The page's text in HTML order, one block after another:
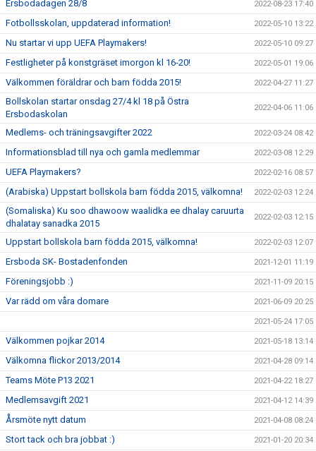
Ersbodadagen 28/8 2022-08-23 17:40
Fotbollsskolan, uppdaterad information! 2022-05-10 13:22
Nu startar vi upp UEFA Playmakers! 2022-05-10 09:27
Festligheter på konstgräset imorgon kl 16-20! 2022-05-01 19:06
Välkommen föräldrar och barn födda 2015! 2022-04-27 11:27
Bollskolan startar onsdag 27/4 kl 18 på Östra
Ersbodaskolan
2022-04-06 11:06
Medlems- och träningsavgifter 2022 2022-03-24 08:42
Informationsblad till nya och gamla medlemmar 2022-03-08 12:29
UEFA Playmakers? 2022-02-16 08:57
(Arabiska) Uppstart bollskola barn födda 2015, välkomna! 2022-02-03 12:24
(Somaliska) Ku soo dhawoow waalidka ee dhalay caruurta
dhalatay sanadka 2015
2022-02-03 12:15
Uppstart bollskola barn födda 2015, välkomna! 2022-02-03 12:07
Ersboda SK- Bostadenfonden 2021-12-01 11:19
Föreningsjobb :) 2021-11-09 20:15
Var rädd om våra domare 2021-06-09 20:25
2021-05-24 17:05
Välkommen pojkar 2014 2021-05-18 13:14
Välkomna flickor 2013/2014 2021-04-28 09:14
Teams Möte P13 2021 2021-04-22 18:27
Medlemsavgift 2021 2021-04-12 14:39
Årsmöte nytt datum 2021-04-08 08:24
Stort tack och bra jobbat :) 2021-01-20 20:34